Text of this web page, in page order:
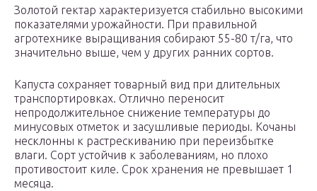
Золотой гектар характеризуется стабильно высокими
показателями урожайности. При правильной
агротехнике выращивания собирают 55-80 т/га, что
значительно выше, чем у других ранних сортов.
Капуста сохраняет товарный вид при длительных
транспортировках. Отлично переносит
непродолжительное снижение температуры до
минусовых отметок и засушливые периоды. Кочаны
несклонны к растрескиванию при переизбытке
влаги. Сорт устойчив к заболеваниям, но плохо
противостоит киле. Срок хранения не превышает 1
месяца.